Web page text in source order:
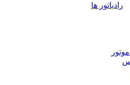
رادیاتور ها